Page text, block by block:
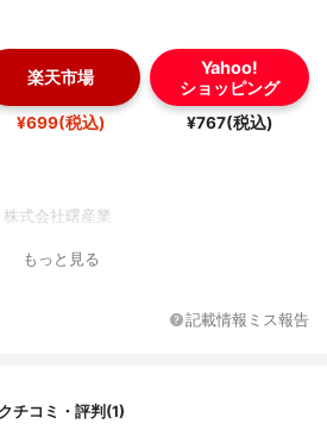
楽天市場
¥699(税込)
Yahoo!
ショッピング
¥767(税込)
株式会社曙産業
もっと見る
記載情報ミス報告
クチコミ・評判(1)